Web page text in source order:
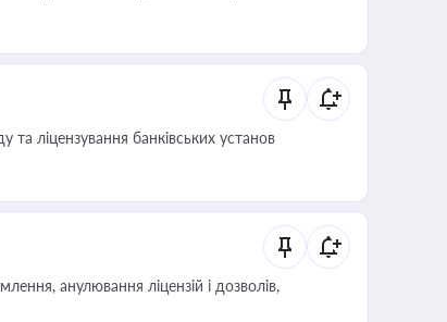
бухгалтера під час оподаткування,
суб'єктів оціночної діяльності
та ліцензування банківських установ
анулювання ліцензій і дозволів,